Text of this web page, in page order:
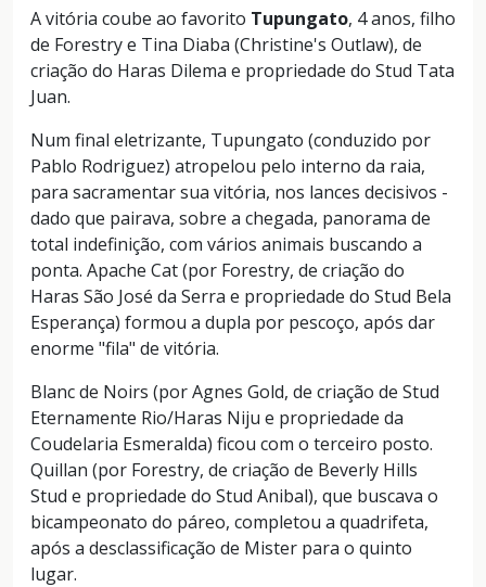
A vitória coube ao favorito Tupungato, 4 anos, filho
de Forestry e Tina Diaba (Christine's Outlaw), de
criação do Haras Dilema e propriedade do Stud Tata
Juan.
Num final eletrizante, Tupungato (conduzido por
Pablo Rodriguez) atropelou pelo interno da raia,
para sacramentar sua vitória, nos lances decisivos -
dado que pairava, sobre a chegada, panorama de
total indefinição, com vários animais buscando a
ponta. Apache Cat (por Forestry, de criação do
Haras São José da Serra e propriedade do Stud Bela
Esperança) formou a dupla por pescoço, após dar
enorme "fila" de vitória.
Blanc de Noirs (por Agnes Gold, de criação de Stud
Eternamente Rio/Haras Niju e propriedade da
Coudelaria Esmeralda) ficou com o terceiro posto.
Quillan (por Forestry, de criação de Beverly Hills
Stud e propriedade do Stud Anibal), que buscava o
bicampeonato do páreo, completou a quadrifeta,
após a desclassificação de Mister para o quinto
lugar.